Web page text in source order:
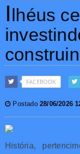
Ilhéus
FACEBOOK
Postado 28/06/2026
História,